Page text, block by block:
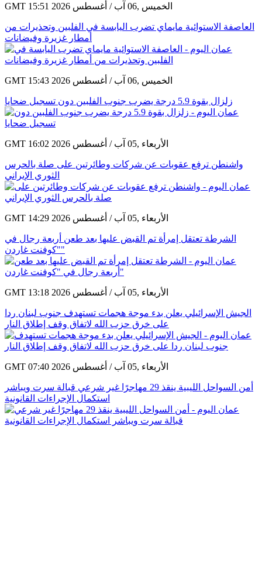
GMT 15:51 2026 الخميس ,06 آب / أغسطس
العاصفة الاستوائية مايماي تضرب اليابسة في الفلبين وتحذيرات من
أمطار غزيرة وفيضانات
GMT 15:43 2026 الخميس ,06 آب / أغسطس
زلزال بقوة 5.9 درجة يضرب جنوب الفلبين دون تسجيل ضحايا
GMT 16:02 2026 الأربعاء ,05 آب / أغسطس
واشنطن ترفع عقوبات عن شركات وطائرتين على صلة بالحرس
الثوري الإيراني
GMT 14:29 2026 الأربعاء ,05 آب / أغسطس
الشرطة تعتقل إمرأة تم القبض عليها بعد طعن أربعة رجال في
"كوفنت غاردن"
GMT 13:18 2026 الأربعاء ,05 آب / أغسطس
الجيش الإسرائيلي يعلن بدء موجة هجمات تستهدف جنوب لبنان ردا
على خرق حزب الله لاتفاق وقف إطلاق النار
GMT 07:40 2026 الأربعاء ,05 آب / أغسطس
أمن السواحل الليبية ينقذ 29 مهاجرًا غير شرعي قبالة سرت ويباشر
استكمال الإجراءات القانونية